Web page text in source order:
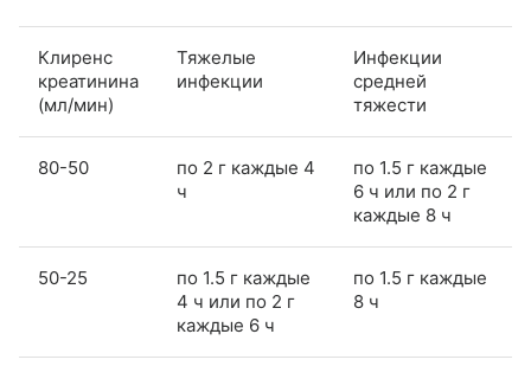
Клиренс
креатинина
(мл/мин)
Тяжелые
инфекции
Инфекции
средней
тяжести
80-50
по 2 г каждые 4
ч
по 1.5 г каждые
6 ч или по 2 г
каждые 8 ч
50-25
по 1.5 г каждые
4 ч или по 2 г
каждые 6 ч
по 1.5 г каждые
8 ч